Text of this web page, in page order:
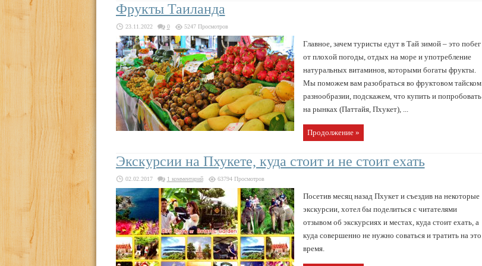
Фрукты Таиланда
23.11.2022 0 5247 Просмотров
Главное, зачем туристы едут в Тай зимой – это побег
от плохой погоды, отдых на море и употребление
натуральных витаминов, которыми богаты фрукты.
Мы поможем вам разобраться во фруктовом тайском
разнообразии, подскажем, что купить и попробовать
на рынках (Паттайя, Пхукет), ...
Продолжение »
Экскурсии на Пхукете, куда стоит и не стоит ехать
02.02.2017 1 комментарий 63794 Просмотров
Посетив месяц назад Пхукет и съездив на некоторые
экскурсии, хотел бы поделиться с читателями
отзывом об экскурсиях и местах, куда стоит ехать, а
куда совершенно не нужно соваться и тратить на это
время.